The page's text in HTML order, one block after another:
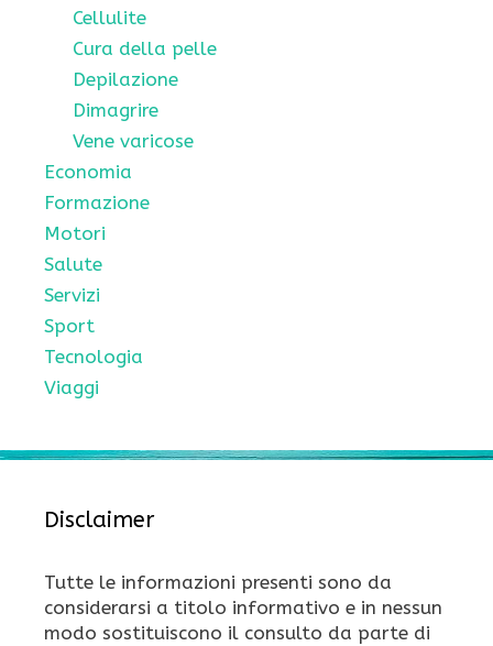
Cellulite
Cura della pelle
Depilazione
Dimagrire
Vene varicose
Economia
Formazione
Motori
Salute
Servizi
Sport
Tecnologia
Viaggi
Disclaimer
Tutte le informazioni presenti sono da
considerarsi a titolo informativo e in nessun
modo sostituiscono il consulto da parte di